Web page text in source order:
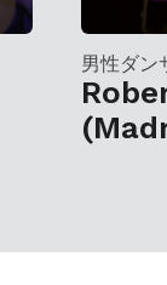
男性ダン